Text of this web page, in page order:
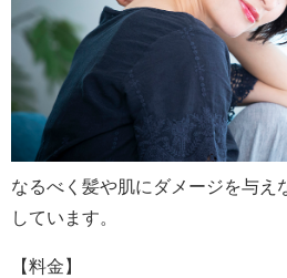
なるべく髪や肌にダメージを与え
しています。
【料金】